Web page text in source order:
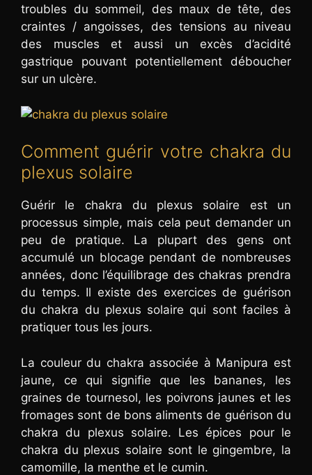
troubles du sommeil, des maux de tête, des
craintes / angoisses, des tensions au niveau
des muscles et aussi un excès d’acidité
gastrique pouvant potentiellement déboucher
sur un ulcère.
Comment guérir votre chakra du
plexus solaire
Guérir le chakra du plexus solaire est un
processus simple, mais cela peut demander un
peu de pratique. La plupart des gens ont
accumulé un blocage pendant de nombreuses
années, donc l’équilibrage des chakras prendra
du temps. Il existe des exercices de guérison
du chakra du plexus solaire qui sont faciles à
pratiquer tous les jours.
La couleur du chakra associée à Manipura est
jaune, ce qui signifie que les bananes, les
graines de tournesol, les poivrons jaunes et les
fromages sont de bons aliments de guérison du
chakra du plexus solaire. Les épices pour le
chakra du plexus solaire sont le gingembre, la
camomille, la menthe et le cumin.